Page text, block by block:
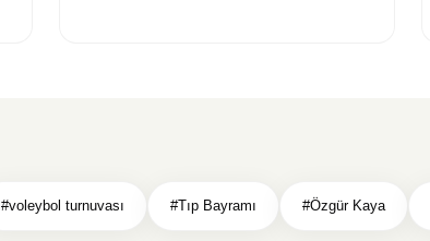
#voleybol turnuvası #Tıp Bayramı #Özgür Kaya